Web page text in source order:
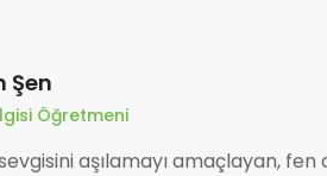
Şen
Öğretmeni
aşılamayı amaçlayan,